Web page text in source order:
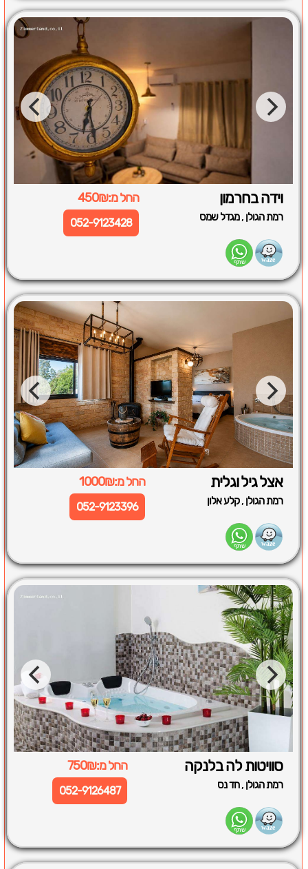
וידה בחרמון החל מ:450₪
רמת הגולן ,מגדל שמס 052-9123428
אצל גיל וגלית החל מ:1000₪
רמת הגולן ,קלע אלון 052-9123396
סוויטות לה בלנקה החל מ:750₪
רמת הגולן ,חד נס 052-9126487